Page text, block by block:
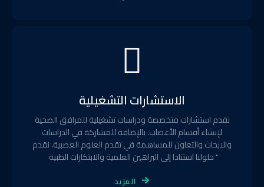
الاستشارات التشغيلية
نقدم استشارات متخصصة ودراسات تشغيلية للمرافق الصحية
لإنشاء أقسام الأعصاب. بالإضافة للمشاركة في الدراسات
والابحاث والتعاون للمساهمة في تقدم العلوم العصبية. نقدم
ً حلولنا استنادا إلى البراهين العلمية والابتكارات الطبية
المزيد